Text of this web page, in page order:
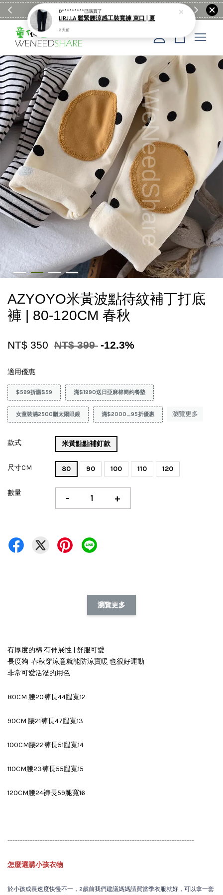
滿$1990送日亞麻棉簡約餐墊 童裝
AZYOYO米黃波點待紋補丁打底
褲 | 80-120CM 春秋
NT$ 350 NT$ 399 -12.3%
適用優惠
$599折購$59 滿$1990送日亞麻棉簡約餐墊
女童裝滿2500贈太陽眼鏡 滿$2000_95折優惠 瀏覽更多
款式 米黃點點補釘款
尺寸CM 80 90 100 110 120
數量 - +
瀏覽更多
有厚度的棉 有伸展性 | 舒服可愛
長度夠 春秋穿涼意就能防涼寶暖 也很好運動
非常可愛活潑的用色
80CM 腰20褲長44腿寬12
90CM 腰21褲長47腿寬13
100CM腰22褲長51腿寬14
110CM腰23褲長55腿寬15
120CM腰24褲長59腿寬16
---------------------------------------------------------------------------
怎麼選購小孩衣物
於小孩成長速度快慢不一，2歲前我們建議媽媽請買當季衣服就好，可以拿一套
您的購物車目前還是空的。
繼續購物